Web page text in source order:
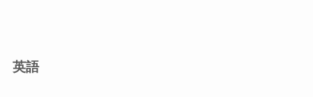
英語